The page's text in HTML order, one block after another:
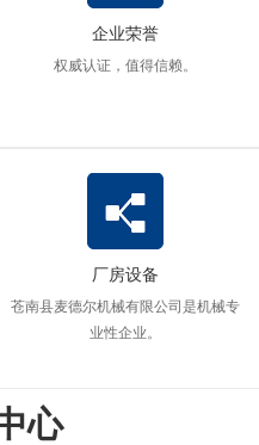
企业荣誉
权威认证，值得信赖。
厂房设备
苍南县麦德尔机械有限公司是机械专
业性企业。
心